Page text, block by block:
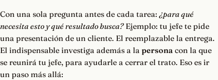
Con una sola pregunta antes de cada tarea: ¿para qué
necesita esto y qué resultado busca?Ejemplo: tu jefe te pide
una presentación de un cliente. El reemplazable la entrega.
El indispensable investiga además a la persona con la que
se reunirá tu jefe, para ayudarle a cerrar el trato. Eso es ir
un paso más allá: